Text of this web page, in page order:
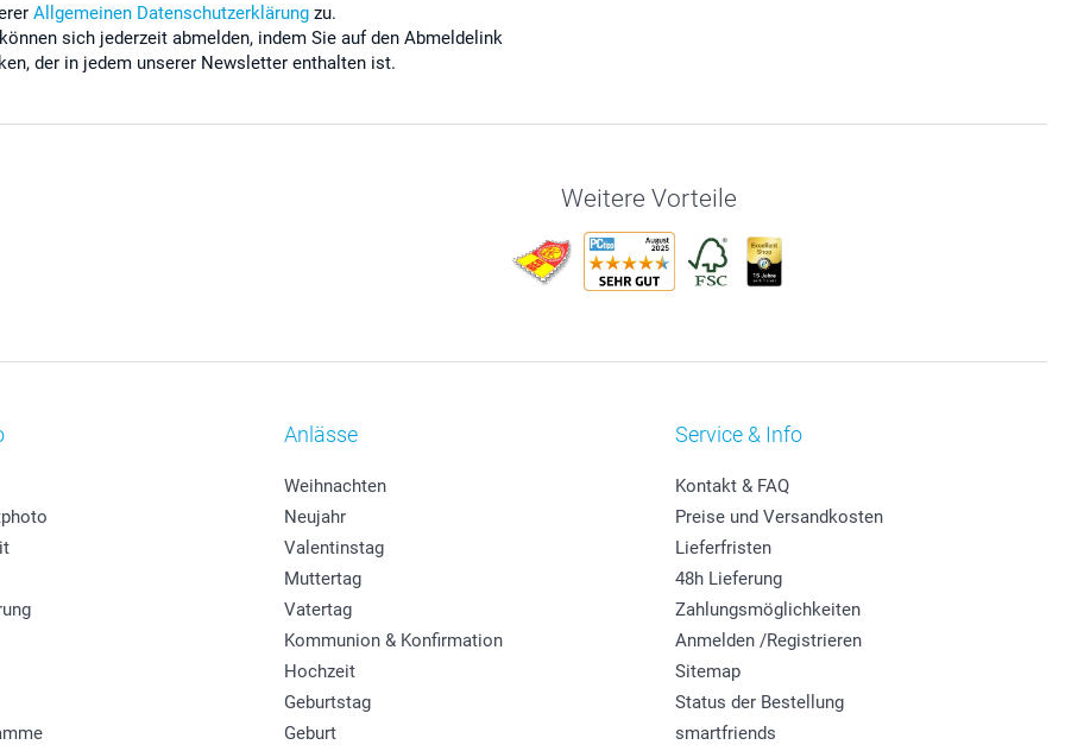
Allgemeinen Datenschutzerklärung zu.
sich jederzeit abmelden, indem Sie auf den Abmeldelink
der in jedem unserer Newsletter enthalten ist.
Weitere Vorteile
Anlässe
Weihnachten
Neujahr
Valentinstag
Muttertag
Vatertag
Kommunion & Konfirmation
Hochzeit
Geburtstag
Geburt
Service & Info
Kontakt & FAQ
Preise und Versandkosten
Lieferfristen
48h Lieferung
Zahlungsmöglichkeiten
Anmelden /Registrieren
Sitemap
Status der Bestellung
smartfriends